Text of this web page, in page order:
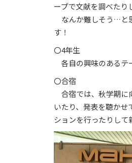
ープで文献を調べたり
なんか難しそう…と
す！
〇4年生
各自の興味のあるテ
〇合宿
合宿では、秋学期に
いたり、発表を聴か
ションを行ったりして